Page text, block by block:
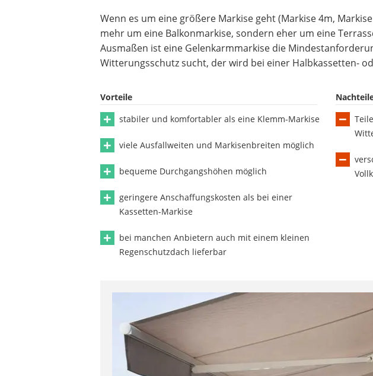
Wenn es um eine größere Markise geht (Markise 4m,
mehr um eine Balkonmarkise, sondern eher um eine
Ausmaßen ist eine Gelenkarmmarkise die
Witterungsschutz sucht, der wird bei einer Halbkassetten-
Vorteile
stabiler und komfortabler als eine Klemm-Markise
viele Ausfallweiten und Markisenbreiten möglich
bequeme Durchgangshöhen möglich
geringere Anschaffungskosten als bei einer
Kassetten-Markise
bei manchen Anbietern auch mit einem kleinen
Regenschutzdach lieferbar